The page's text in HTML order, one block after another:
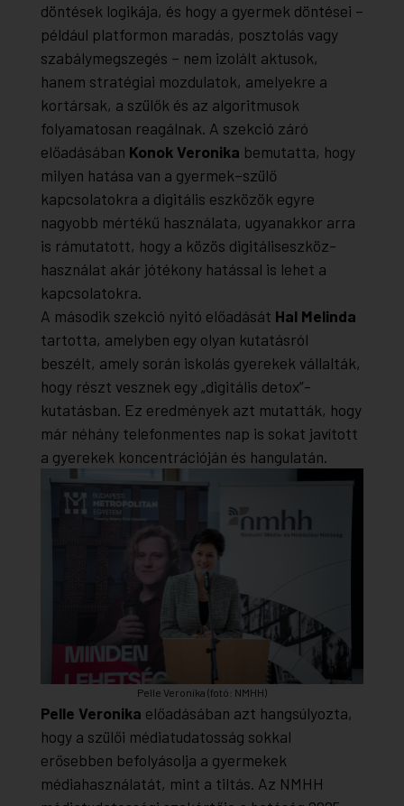
döntések logikája, és hogy a gyermek döntései –
például platformon maradás, posztolás vagy
szabálymegszegés – nem izolált aktusok,
hanem stratégiai mozdulatok, amelyekre a
kortársak, a szülők és az algoritmusok
folyamatosan reagálnak. A szekció záró
előadásában Konok Veronika bemutatta, hogy
milyen hatása van a gyermek–szülő
kapcsolatokra a digitális eszközök egyre
nagyobb mértékű használata, ugyanakkor arra
is rámutatott, hogy a közös digitáliseszköz-
használat akár jótékony hatással is lehet a
kapcsolatokra.
A második szekció nyitó előadását Hal Melinda
tartotta, amelyben egy olyan kutatásról
beszélt, amely során iskolás gyerekek vállalták,
hogy részt vesznek egy „digitális detox”-
kutatásban. Ez eredmények azt mutatták, hogy
már néhány telefonmentes nap is sokat javított
a gyerekek koncentrációján és hangulatán.
Pelle Veronika (fotó: NMHH)
Pelle Veronika előadásában azt hangsúlyozta,
hogy a szülői médiatudatosság sokkal
erősebben befolyásolja a gyermekek
médiahasználatát, mint a tiltás. Az NMHH